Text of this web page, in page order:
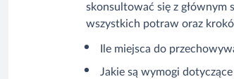
skonsultować się z głównym
wszystkich potraw oraz
Ile miejsca do
Jakie są wymogi